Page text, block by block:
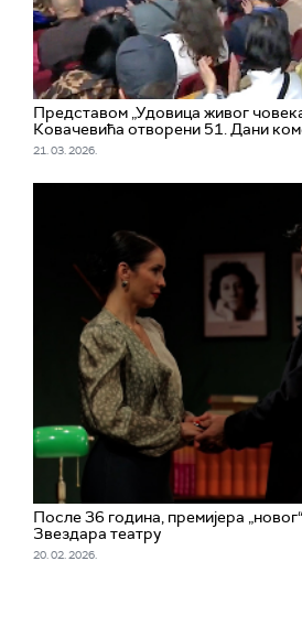
Представом „Удовица живог
Ковачевића отворени 51. Дани
21. 03. 2026.
После 36 година, премијера
Звездара театру
20. 02. 2026.